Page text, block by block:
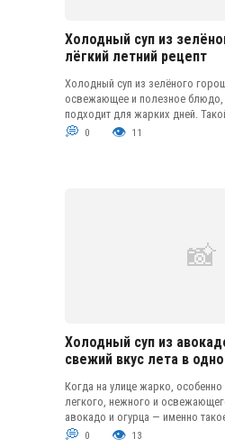
Холодный суп из
лёгкий летний рецепт
Холодный суп из зелёного
освежающее и полезное блюдо,
подходит для жарких дней.
0 11
Холодный суп из
свежий вкус лета в
Когда на улице жарко, особенно
легкого, нежного и
авокадо и огурца — именно
0 13